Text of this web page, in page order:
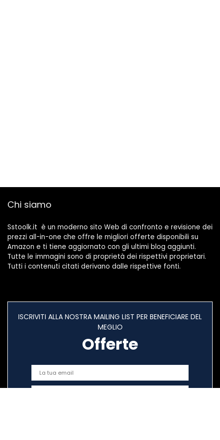
Chi siamo
Sstoolk.it è un moderno sito Web di confronto e revisione dei
prezzi all-in-one che offre le migliori offerte disponibili su
Amazon e ti tiene aggiornato con gli ultimi blog aggiunti.
Tutte le immagini sono di proprietà dei rispettivi proprietari.
Tutti i contenuti citati derivano dalle rispettive fonti.
ISCRIVITI ALLA NOSTRA MAILING LIST PER BENEFICIARE DEL
MEGLIO
Offerte